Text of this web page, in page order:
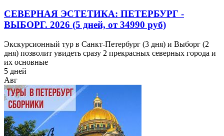
СЕВЕРНАЯ ЭСТЕТИКА: ПЕТЕРБУРГ -
ВЫБОРГ. 2026 (5 дней, от 34990 руб)
Экскурсионный тур в Санкт-Петербург (3 дня) и Выборг (2
дня) позволит увидеть сразу 2 прекрасных северных города и
их основные
5 дней
Авг